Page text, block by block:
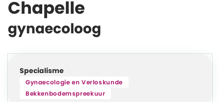
Chapelle
gynaecoloog
Specialisme
Gynaecologie en Verloskunde
Bekkenbodemspreekuur